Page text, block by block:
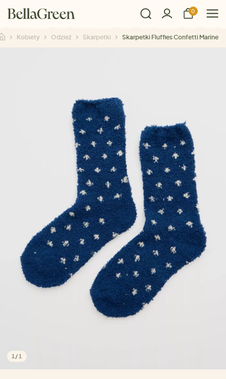
0
Kobiety Odzież Skarpetki Skarpetki Fluffies Confetti Marine
1 / 1